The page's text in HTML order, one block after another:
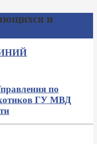
и
по
ГУ МВД